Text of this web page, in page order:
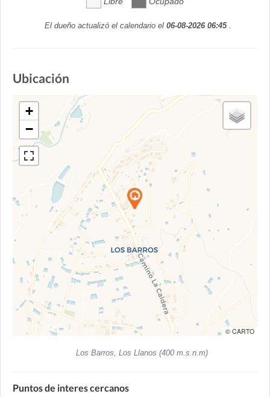
El dueño actualizó el calendario el 06-08-2026 06:45 .
Ubicación
+
−
© CARTO
Los Barros, Los Llanos (400 m.s.n.m)
Puntos de interes cercanos